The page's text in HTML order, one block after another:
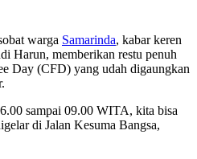
warga Samarinda, kabar keren
Harun, memberikan restu penuh
Day (CFD) yang udah digaungkan
sampai 09.00 WITA, kita bisa
di Jalan Kesuma Bangsa,